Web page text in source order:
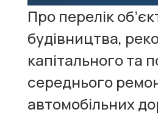
Про перелік
будівництва,
капітального та
середнього
автомобільних